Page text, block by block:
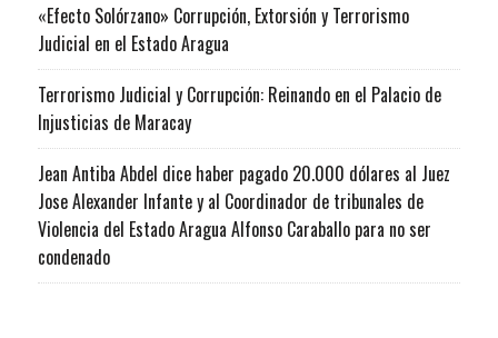
«Efecto Solórzano» Corrupción, Extorsión y Terrorismo
Judicial en el Estado Aragua
Terrorismo Judicial y Corrupción: Reinando en el Palacio de
Injusticias de Maracay
Jean Antiba Abdel dice haber pagado 20.000 dólares al Juez
Jose Alexander Infante y al Coordinador de tribunales de
Violencia del Estado Aragua Alfonso Caraballo para no ser
condenado